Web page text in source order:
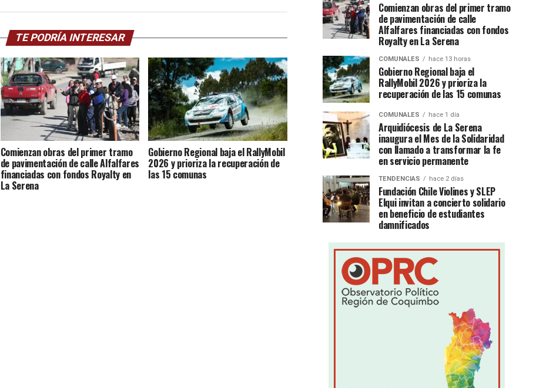
TE PODRÍA INTERESAR
Comienzan obras del primer tramo
de pavimentación de calle Alfalfares
financiadas con fondos Royalty en
La Serena
Gobierno Regional baja el RallyMobil
2026 y prioriza la recuperación de
las 15 comunas
Comienzan obras del primer tramo
de pavimentación de calle
Alfalfares financiadas con fondos
Royalty en La Serena
COMUNALES hace 13 horas
Gobierno Regional baja el
RallyMobil 2026 y prioriza la
recuperación de las 15 comunas
COMUNALES hace 1 día
Arquidiócesis de La Serena
inaugura el Mes de la Solidaridad
con llamado a transformar la fe
en servicio permanente
TENDENCIAS hace 2 días
Fundación Chile Violines y SLEP
Elqui invitan a concierto solidario
en beneficio de estudiantes
damnificados